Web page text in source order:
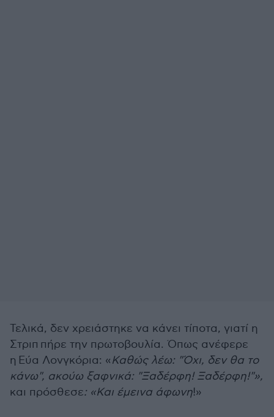
Τελικά, δεν χρειάστηκε να κάνει τίποτα, γιατί η
Στριπ πήρε την πρωτοβουλία. Όπως ανέφερε
η Εύα Λονγκόρια: «Καθώς λέω: "Όχι, δεν θα το
κάνω", ακούω ξαφνικά: "Ξαδέρφη! Ξαδέρφη!"»,
και πρόσθεσε: «Και έμεινα άφωνη!»